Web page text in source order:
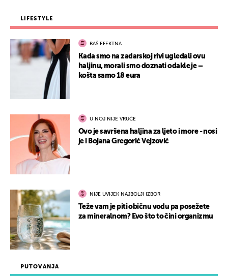
PUTOVANJA
LIFESTYLE
BAŠ EFEKTNA
Kada smo na zadarskoj rivi ugledali ovu
haljinu, morali smo doznati odakle je –
košta samo 18 eura
U NOJ NIJE VRUĆE
Ovo je savršena haljina za ljeto i more - nosi
je i Bojana Gregorić Vejzović
NIJE UVIJEK NAJBOLJI IZBOR
Teže vam je piti običnu vodu pa posežete
za mineralnom? Evo što to čini organizmu